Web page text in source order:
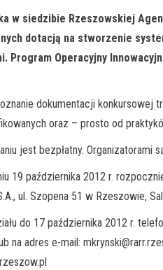
w siedzibie Rzeszowskiej
dotacją na stworzenie
Program Operacyjny
dokumentacji
oraz – prosto od
jest bezpłatny.
19 października 2012 r.
ul. Szopena 51 w Rzeszowie,
do 17 października 2012 r.
na adres e-mail: